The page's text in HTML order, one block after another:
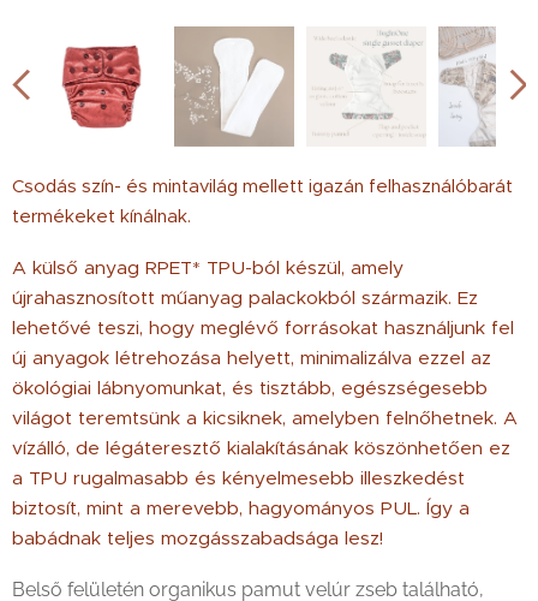
Csodás szín- és mintavilág mellett igazán felhasználóbarát
termékeket kínálnak.
A külső anyag RPET* TPU-ból készül, amely
újrahasznosított műanyag palackokból származik. Ez
lehetővé teszi, hogy meglévő forrásokat használjunk fel
új anyagok létrehozása helyett, minimalizálva ezzel az
ökológiai lábnyomunkat, és tisztább, egészségesebb
világot teremtsünk a kicsiknek, amelyben felnőhetnek. A
vízálló, de légáteresztő kialakításának köszönhetően ez
a TPU rugalmasabb és kényelmesebb illeszkedést
biztosít, mint a merevebb, hagyományos PUL. Így a
babádnak teljes mozgásszabadsága lesz!
Belső felületén organikus pamut velúr zseb található,